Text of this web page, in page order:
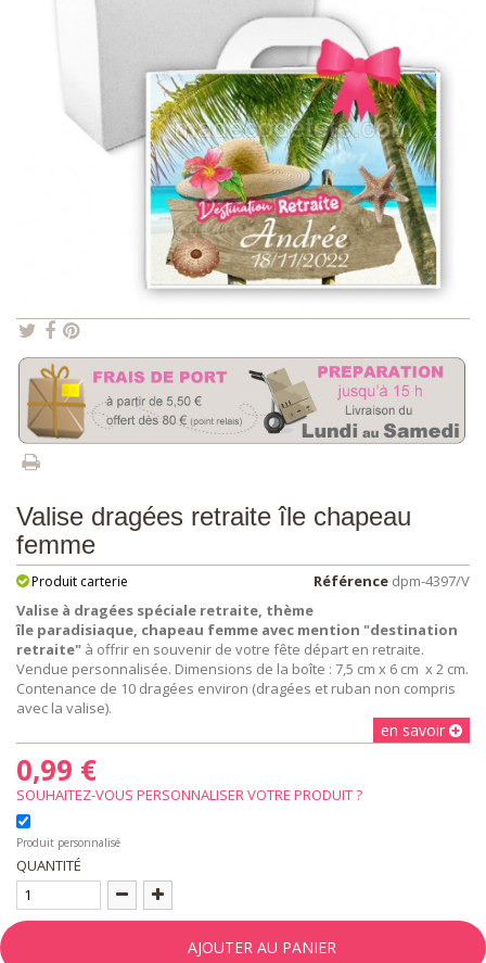
Valise dragées retraite île chapeau
femme
Référence dpm-4397/V
Produit carterie
Valise à dragées spéciale retraite, thème
île paradisiaque, chapeau femme avec mention "destination
retraite" à offrir en souvenir de votre fête départ en retraite.
Vendue personnalisée. Dimensions de la boîte : 7,5 cm x 6 cm x 2 cm.
Contenance de 10 dragées environ (dragées et ruban non compris
avec la valise).
en savoir
0,99 €
Produit personnalisé
QUANTITÉ
AJOUTER AU PANIER